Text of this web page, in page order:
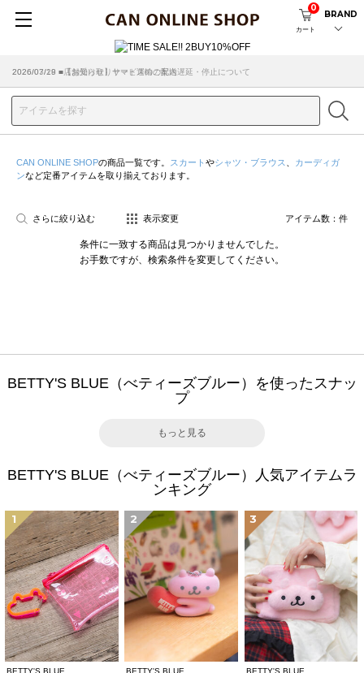
カート
0
BRAND
2026/07/29 ■【お知らせ】ヤマト運輸の配送遅延・停止について
2026/03/18 ■店舗受け取りサービスのご案内
CAN ONLINE SHOPの商品一覧です。 スカート やシャツ・ブラウス
カーディガ
ンなど定番アイテムを取り揃えております。
さらに絞り込む 表示変更 アイテム数： 件
条件に一致する商品は見つかりませんでした。
お手数ですが、検索条件を変更してください。
BETTY'S BLUE（べティーズブルー）を使ったスナッ
プ
もっと見る
BETTY'S BLUE（べティーズブルー）人気アイテムラ
ンキング
1
BETTY'S BLUE
2
BETTY'S BLUE
3
BETTY'S BLUE